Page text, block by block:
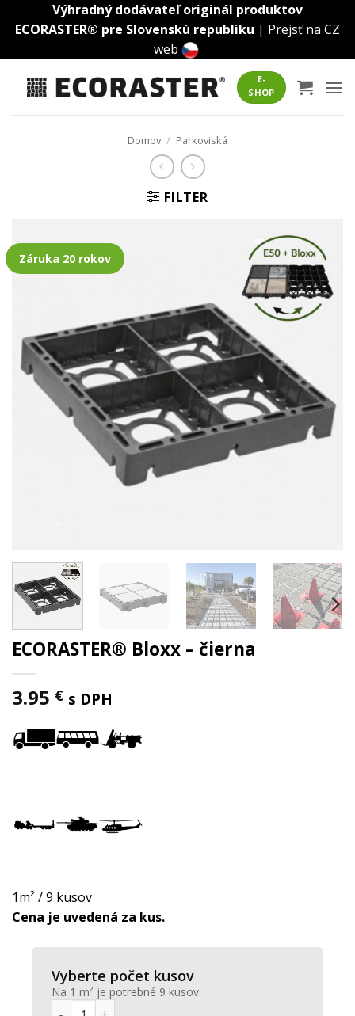
Výhradný dodávateľ originál produktov
ECORASTER® pre Slovenskú republiku | Prejsť na CZ
web
E-
SHOP
Domov / Parkoviská
FILTER
Záruka 20 rokov
ECORASTER® Bloxx – čierna
3.95 € s DPH
1m² / 9 kusov
Cena je uvedená za kus.
Vyberte počet kusov
Na 1 m² je potrebné 9 kusov
množstvo ECORASTER® Bloxx - čierna